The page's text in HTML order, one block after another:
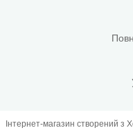
Інтернет-магазин створений з